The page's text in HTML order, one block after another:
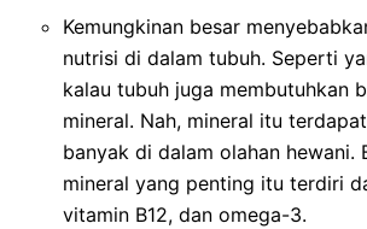
Kemungkinan besar
nutrisi di dalam tubuh. Seperti
kalau tubuh juga membutuhkan
mineral. Nah, mineral itu
banyak di dalam olahan hewani.
mineral yang penting itu terdiri
vitamin B12, dan omega-3.